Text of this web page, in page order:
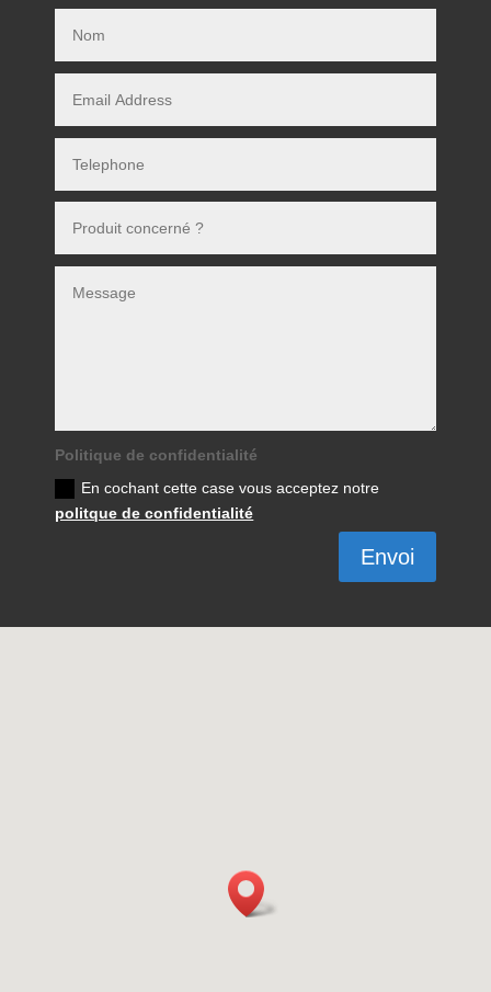
Politique de confidentialité
En cochant cette case vous acceptez notre
politque de confidentialité
Envoi